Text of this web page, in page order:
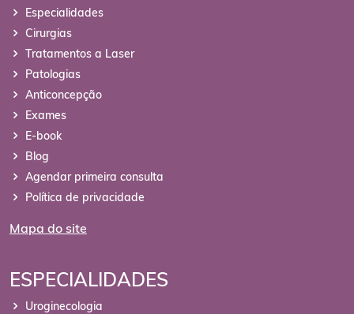
Especialidades
Cirurgias
Tratamentos a Laser
Patologias
Anticoncepção
Exames
E-book
Blog
Agendar primeira consulta
Política de privacidade
Mapa do site
ESPECIALIDADES
Uroginecologia